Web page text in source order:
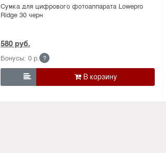
Сумка для цифрового фотоаппарата Lowepro
Ridge 30 черн
580 руб.
Бонусы: 0 р. ?
